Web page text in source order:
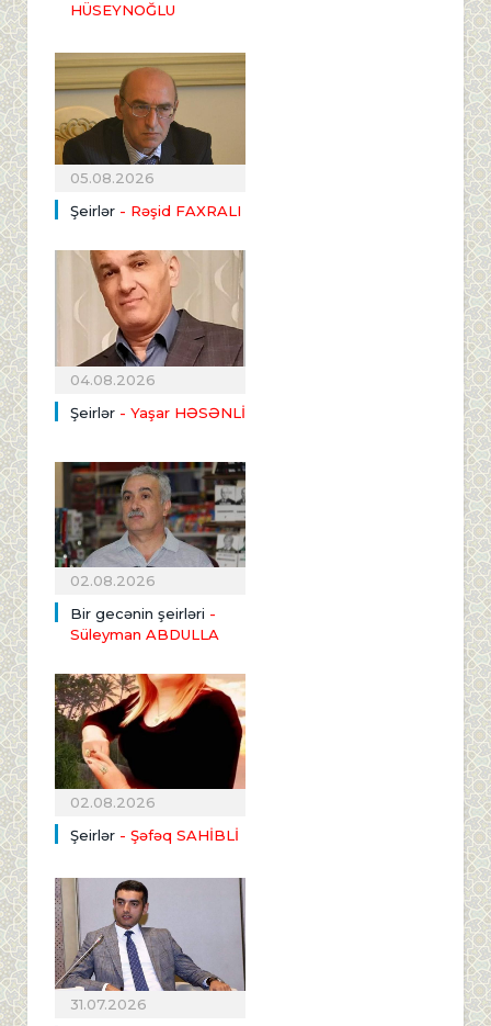
HÜSEYNOĞLU
05.08.2026
Şeirlər - Rəşid FAXRALI
04.08.2026
Şeirlər - Yaşar HƏSƏNLİ
02.08.2026
Bir gecənin şeirləri -
Süleyman ABDULLA
02.08.2026
Şeirlər - Şəfəq SAHİBLİ
31.07.2026